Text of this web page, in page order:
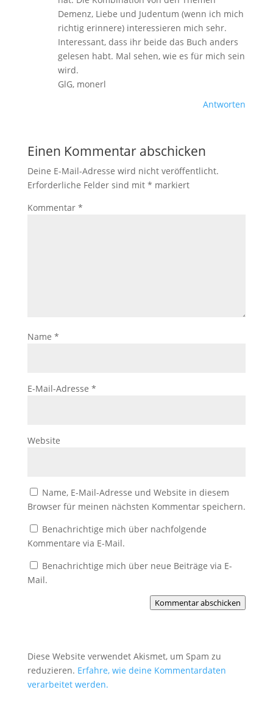
Demenz, Liebe und Judentum (wenn ich mich
richtig erinnere) interessieren mich sehr.
Interessant, dass ihr beide das Buch anders
gelesen habt. Mal sehen, wie es für mich sein
wird.
GlG, monerl
Antworten
Einen Kommentar abschicken
Deine E-Mail-Adresse wird nicht veröffentlicht.
Erforderliche Felder sind mit * markiert
Kommentar *
Name *
E-Mail-Adresse *
Website
Name, E-Mail-Adresse und Website in diesem
Browser für meinen nächsten Kommentar speichern.
Benachrichtige mich über nachfolgende
Kommentare via E-Mail.
Benachrichtige mich über neue Beiträge via E-
Mail.
Kommentar abschicken
Diese Website verwendet Akismet, um Spam zu
reduzieren. Erfahre, wie deine Kommentardaten
verarbeitet werden.